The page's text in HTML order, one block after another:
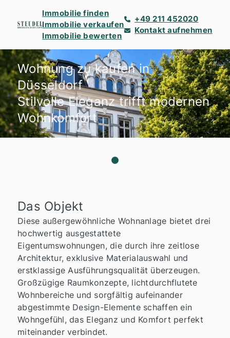
Immobilie finden
Immobilie verkaufen
Immobilie bewerten
+49 211 452020
Kontakt aufnehmen
Wohnung zu kaufen in
Düsseldorf
Stilvolle Eleganz trifft modernen
Wohnkomfort
Das Objekt
Diese außergewöhnliche Wohnanlage bietet drei
hochwertig ausgestattete
Eigentumswohnungen, die durch ihre zeitlose
Architektur, exklusive Materialauswahl und
erstklassige Ausführungsqualität überzeugen.
Großzügige Raumkonzepte, lichtdurchflutete
Wohnbereiche und sorgfältig aufeinander
abgestimmte Design-Elemente schaffen ein
Wohngefühl, das Eleganz und Komfort perfekt
miteinander verbindet.